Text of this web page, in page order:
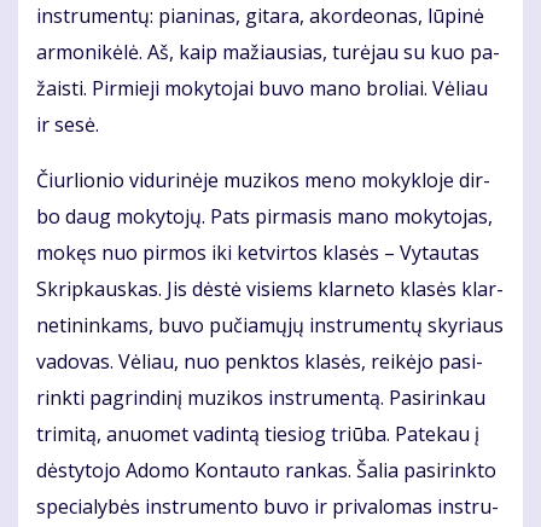
in­stru­men­tų: pia­ni­nas, gi­ta­ra, akor­de­o­nas, lū­pi­nė
ar­mo­ni­kė­lė. Aš, kaip ma­žiau­sias, tu­rė­jau su kuo pa­
žais­ti. Pir­mie­ji mo­ky­to­jai bu­vo ma­no bro­liai. Vė­liau
ir se­sė.
Čiur­lio­nio vi­du­ri­nė­je mu­zi­kos me­no mo­kyk­lo­je dir­
bo daug mo­ky­to­jų. Pats pir­ma­sis ma­no mo­ky­to­jas,
mo­kęs nuo pir­mos iki ket­vir­tos kla­sės – Vy­tau­tas
Skrip­kaus­kas. Jis dės­tė vi­siems klar­ne­to kla­sės klar­
ne­ti­nin­kams, bu­vo pu­čia­mų­jų in­stru­men­tų sky­riaus
va­do­vas. Vė­liau, nuo penk­tos kla­sės, rei­kė­jo pa­si­
rink­ti pa­grin­di­nį mu­zi­kos in­stru­men­tą. Pa­si­rin­kau
tri­mi­tą, anuo­met va­din­tą tie­siog triū­ba. Pa­te­kau į
dės­ty­to­jo Ado­mo Kon­tau­to ran­kas. Ša­lia pa­si­rink­to
spe­cia­ly­bės in­stru­men­to bu­vo ir pri­va­lo­mas in­stru­